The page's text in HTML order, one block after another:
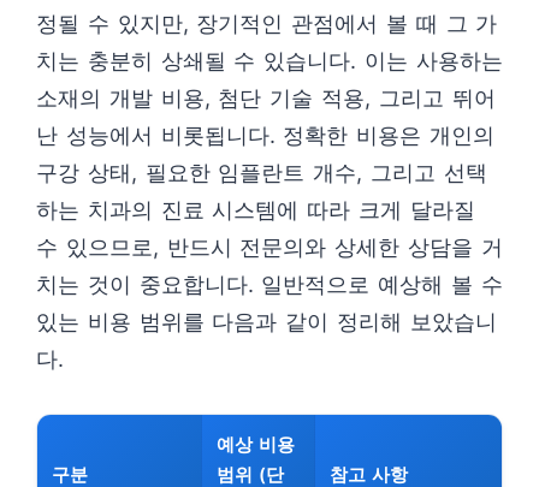
정될 수 있지만, 장기적인 관점에서 볼 때 그 가
치는 충분히 상쇄될 수 있습니다. 이는 사용하는
소재의 개발 비용, 첨단 기술 적용, 그리고 뛰어
난 성능에서 비롯됩니다. 정확한 비용은 개인의
구강 상태, 필요한 임플란트 개수, 그리고 선택
하는 치과의 진료 시스템에 따라 크게 달라질
수 있으므로, 반드시 전문의와 상세한 상담을 거
치는 것이 중요합니다. 일반적으로 예상해 볼 수
있는 비용 범위를 다음과 같이 정리해 보았습니
다.
구분
예상 비용
범위 (단
참고 사항